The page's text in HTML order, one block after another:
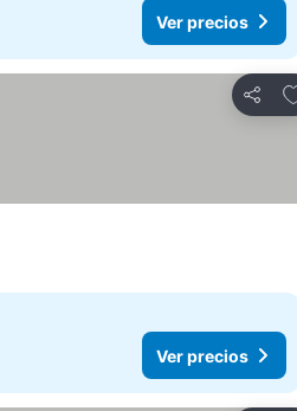
Ver precios
Ver precios